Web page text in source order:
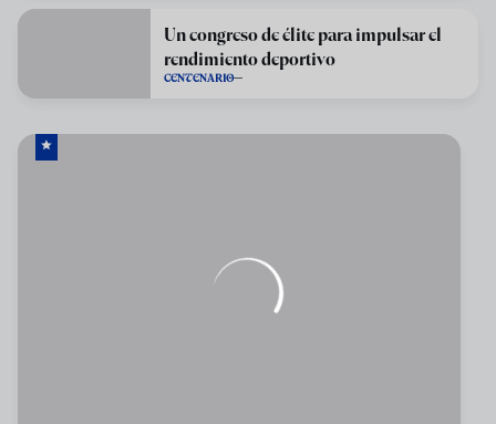
Un congreso de élite para impulsar el
rendimiento deportivo
CENTENARIO